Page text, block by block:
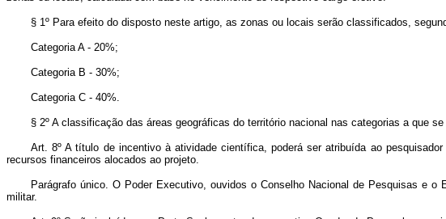
§ 1º Para efeito do disposto neste artigo, as zonas ou locais serão classificados,
Categoria A - 20%;
Categoria B - 30%;
Categoria C - 40%.
§ 2º A classificação das áreas geográficas do território nacional nas categorias a que
Art. 8º A título de incentivo à atividade científica, poderá ser atribuída ao
recursos financeiros alocados ao projeto.
Parágrafo único. O Poder Executivo, ouvidos o Conselho Nacional de Pesquisas e
militar.